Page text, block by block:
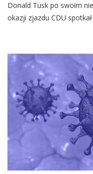
Donald Tusk po swoim
okazji zjazdu CDU